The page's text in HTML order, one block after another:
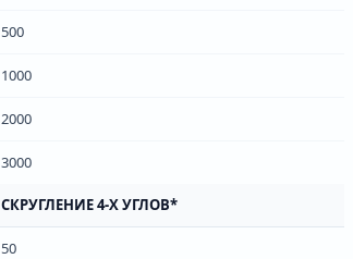
500
1000
2000
3000
СКРУГЛЕНИЕ 4-Х УГЛОВ*
50